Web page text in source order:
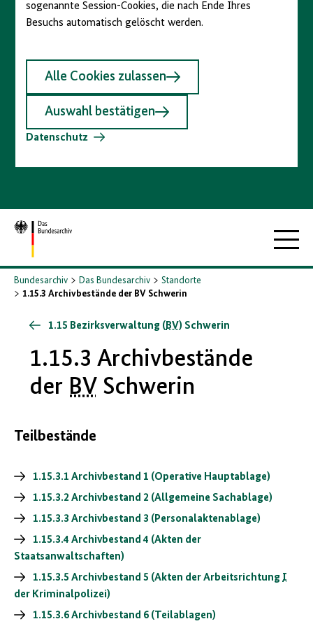
sogenannte Session-Cookies, die nach Ende Ihres
Besuchs automatisch gelöscht werden.
Alle Cookies zulassen
Auswahl bestätigen
Datenschutz
Zur
Startseite
Bundesarchiv Das Bundesarchiv
Standorte
1.15.3 Archivbestände der BV Schwerin
1.15 Bezirksverwaltung ( BV) Schwerin
1.15.3 Archivbestände
der BV Schwerin
Teilbestände
1.15.3.1 Archivbestand 1 (Operative Hauptablage)
1.15.3.2 Archivbestand 2 (Allgemeine Sachablage)
1.15.3.3 Archivbestand 3 (Personalaktenablage)
1.15.3.4 Archivbestand 4 (Akten der
Staatsanwaltschaften)
1.15.3.5 Archivbestand 5 (Akten der Arbeitsrichtung I
der Kriminalpolizei)
1.15.3.6 Archivbestand 6 (Teilablagen)